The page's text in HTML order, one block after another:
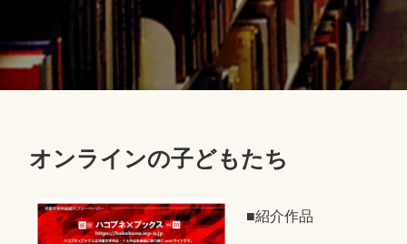
オンラインの子どもたち
■紹介作品